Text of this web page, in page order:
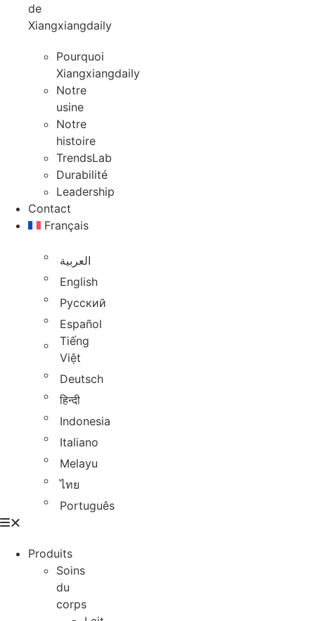
de
Xiangxiangdaily
Pourquoi
Xiangxiangdaily
Notre
usine
Notre
histoire
TrendsLab
Durabilité
Leadership
Contact
Français
العربية
English
Русский
Español
Tiếng
Việt
Deutsch
हिन्दी
Indonesia
Italiano
Melayu
ไทย
Português
Produits
Soins
du
corps